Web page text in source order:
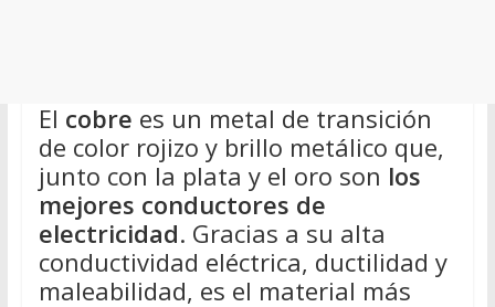
El cobre es un metal de transición
de color rojizo y brillo metálico que,
junto con la plata y el oro son los
mejores conductores de
electricidad. Gracias a su alta
conductividad eléctrica, ductilidad y
maleabilidad, es el material más